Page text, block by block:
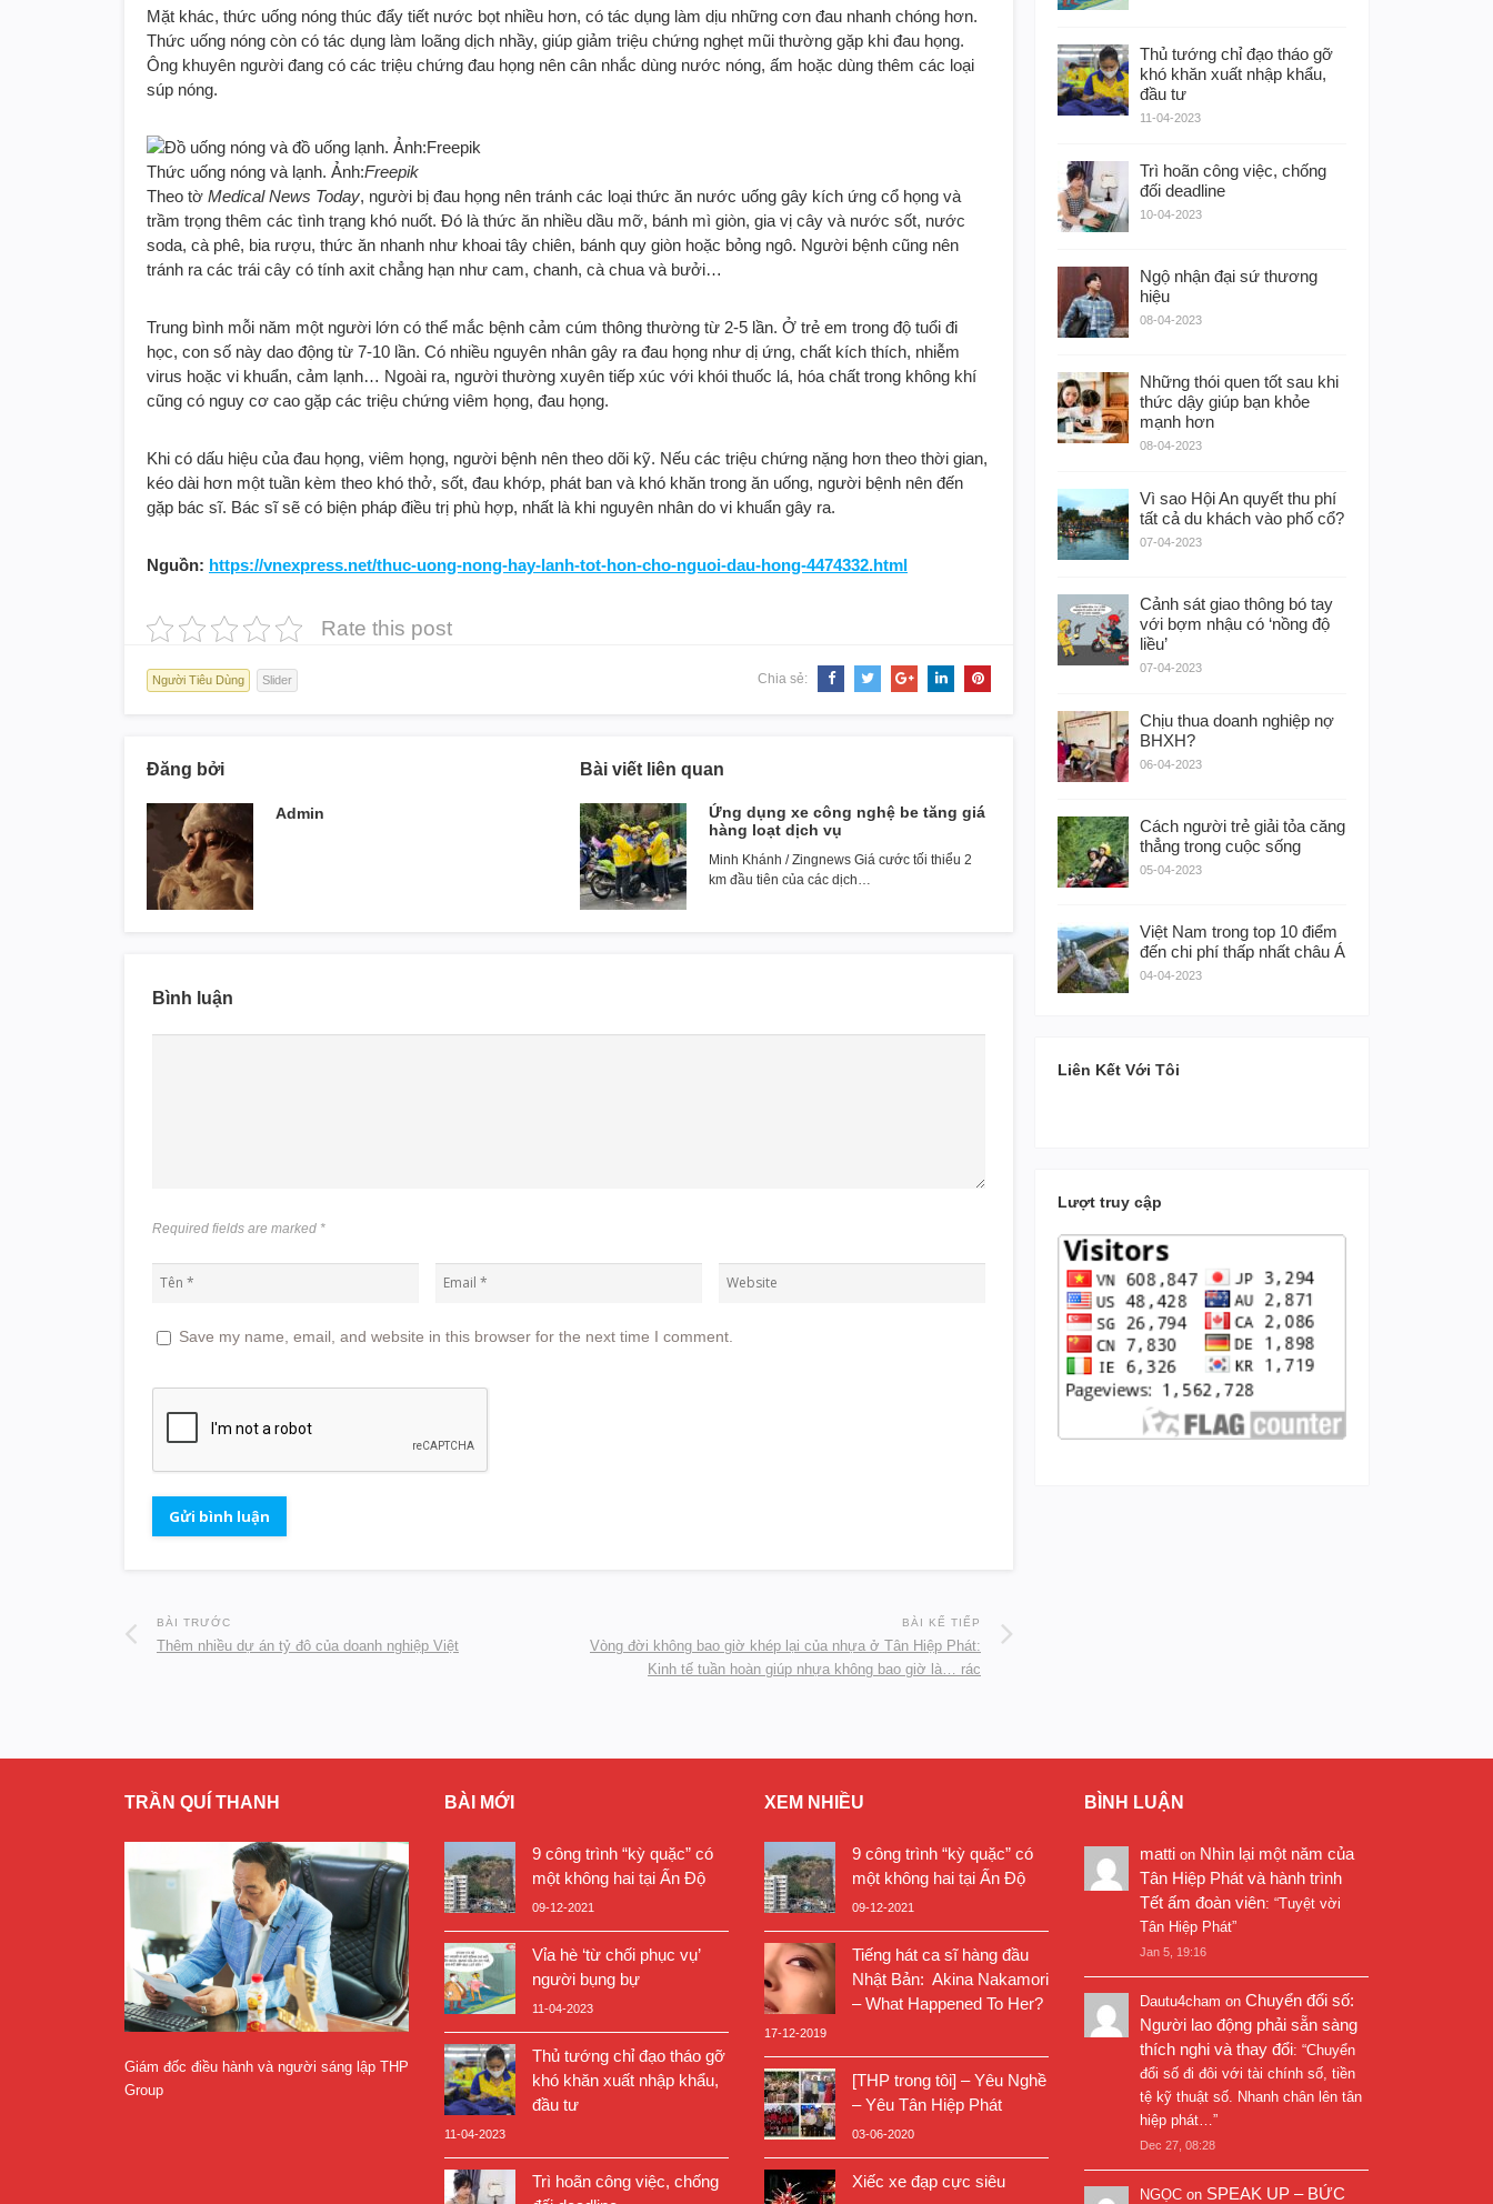
Mặt khác, thức uống nóng thúc đẩy tiết nước bọt nhiều hơn, có tác dụng làm dịu những cơn đau nhanh chóng hơn.
Thức uống nóng còn có tác dụng làm loãng dịch nhầy, giúp giảm triệu chứng nghẹt mũi thường gặp khi đau họng.
Ông khuyên người đang có các triệu chứng đau họng nên cân nhắc dùng nước nóng, ấm hoặc dùng thêm các loại
súp nóng.
Thức uống nóng và lạnh. Ảnh:Freepik
Theo tờ Medical News Today, người bị đau họng nên tránh các loại thức ăn nước uống gây kích ứng cổ họng và
trầm trọng thêm các tình trạng khó nuốt. Đó là thức ăn nhiều dầu mỡ, bánh mì giòn, gia vị cây và nước sốt, nước
soda, cà phê, bia rượu, thức ăn nhanh như khoai tây chiên, bánh quy giòn hoặc bỏng ngô. Người bệnh cũng nên
tránh ra các trái cây có tính axit chẳng hạn như cam, chanh, cà chua và bưởi…
Trung bình mỗi năm một người lớn có thể mắc bệnh cảm cúm thông thường từ 2-5 lần. Ở trẻ em trong độ tuổi đi
học, con số này dao động từ 7-10 lần. Có nhiều nguyên nhân gây ra đau họng như dị ứng, chất kích thích, nhiễm
virus hoặc vi khuẩn, cảm lạnh… Ngoài ra, người thường xuyên tiếp xúc với khói thuốc lá, hóa chất trong không khí
cũng có nguy cơ cao gặp các triệu chứng viêm họng, đau họng.
Khi có dấu hiệu của đau họng, viêm họng, người bệnh nên theo dõi kỹ. Nếu các triệu chứng nặng hơn theo thời gian,
kéo dài hơn một tuần kèm theo khó thở, sốt, đau khớp, phát ban và khó khăn trong ăn uống, người bệnh nên đến
gặp bác sĩ. Bác sĩ sẽ có biện pháp điều trị phù hợp, nhất là khi nguyên nhân do vi khuẩn gây ra.
Nguồn: https://vnexpress.net/thuc-uong-nong-hay-lanh-tot-hon-cho-nguoi-dau-hong-4474332.html
Rate this post
Người Tiêu Dùng Slider Chia sẻ:
Đăng bởi
Admin
Bài viết liên quan
Ứng dụng xe công nghệ be tăng giá
hàng loạt dịch vụ
Minh Khánh / Zingnews Giá cước tối thiểu 2
km đầu tiên của các dịch…
Bình luận
Required fields are marked *
Save my name, email, and website in this browser for the next time I comment.
BÀI TRƯỚC
Thêm nhiều dự án tỷ đô của doanh nghiệp Việt
BÀI KẾ TIẾP
Vòng đời không bao giờ khép lại của nhựa ở Tân Hiệp Phát:
Kinh tế tuần hoàn giúp nhựa không bao giờ là… rác
Thủ tướng chỉ đạo tháo gỡ
khó khăn xuất nhập khẩu,
đầu tư
11-04-2023
Trì hoãn công việc, chống
đối deadline
10-04-2023
Ngộ nhận đại sứ thương
hiệu
08-04-2023
Những thói quen tốt sau khi
thức dậy giúp bạn khỏe
mạnh hơn
08-04-2023
Vì sao Hội An quyết thu phí
tất cả du khách vào phố cổ?
07-04-2023
Cảnh sát giao thông bó tay
với bợm nhậu có ‘nồng độ
liều’
07-04-2023
Chịu thua doanh nghiệp nợ
BHXH?
06-04-2023
Cách người trẻ giải tỏa căng
thẳng trong cuộc sống
05-04-2023
Việt Nam trong top 10 điểm
đến chi phí thấp nhất châu Á
04-04-2023
Liên Kết Với Tôi
Lượt truy cập
TRẦN QUÍ THANH
Giám đốc điều hành và người sáng lập THP
Group
BÀI MỚI
9 công trình “kỳ quặc” có
một không hai tại Ấn Độ
09-12-2021
Vỉa hè ‘từ chối phục vụ’
người bụng bự
11-04-2023
Thủ tướng chỉ đạo tháo gỡ
khó khăn xuất nhập khẩu,
đầu tư
11-04-2023
Trì hoãn công việc, chống
XEM NHIỀU
9 công trình “kỳ quặc” có
một không hai tại Ấn Độ
09-12-2021
Tiếng hát ca sĩ hàng đầu
Nhật Bản: Akina Nakamori
– What Happened To Her?
17-12-2019
[THP trong tôi] – Yêu Nghề
– Yêu Tân Hiệp Phát
03-06-2020
Xiếc xe đạp cực siêu
BÌNH LUẬN
matti on Nhìn lại một năm của
Tân Hiệp Phát và hành trình
Tết ấm đoàn viên: “Tuyệt vời
Tân Hiệp Phát”
Jan 5, 19:16
Dautu4cham on Chuyển đổi số:
Người lao động phải sẵn sàng
thích nghi và thay đổi: “Chuyển
đổi số đi đôi với tài chính số, tiền
tệ kỹ thuật số. Nhanh chân lên tân
hiệp phát…”
Dec 27, 08:28
NGỌC on SPEAK UP – BỨC